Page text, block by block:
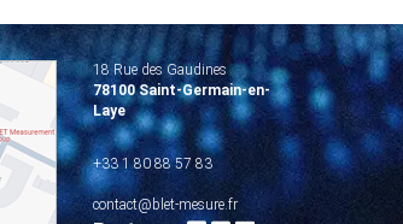
18 Rue des Gaudines
78100 Saint-Germain-en-
Laye
+33 1 80 88 57 83
contact@blet-mesure.fr